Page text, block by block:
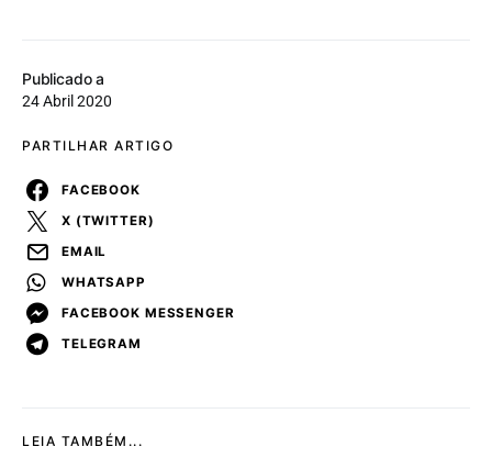
Publicado a
24 Abril 2020
PARTILHAR ARTIGO
FACEBOOK
X (TWITTER)
EMAIL
WHATSAPP
FACEBOOK MESSENGER
TELEGRAM
LEIA TAMBÉM...